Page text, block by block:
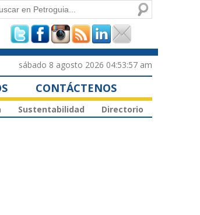
Formulario de
búsqueda
sábado 8 agosto 2026 04:53:57 am
CONTÁCTENOS
Sustentabilidad Directorio